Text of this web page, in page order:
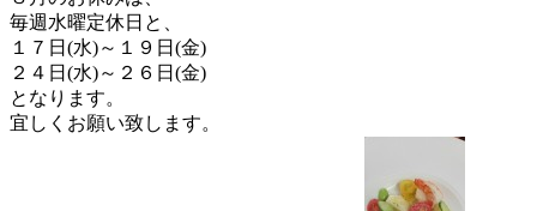
毎週水曜定休日と、
１７日(水)～１９日(金)
２４日(水)～２６日(金)
となります。
宜しくお願い致します。